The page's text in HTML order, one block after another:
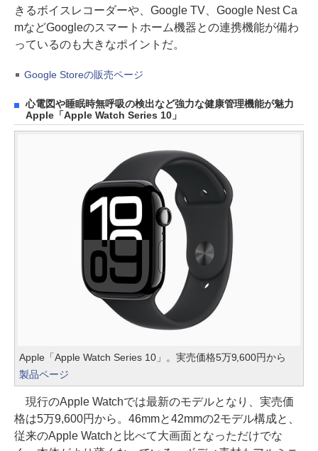
きるボイスレコーダーや、Google TV、Google Nest Ca
mなどGoogleのスマートホーム機器との連携機能が備わ
っているのも大きなポイントだ。
Google Storeの販売ページ
心電図や睡眠時無呼吸の検出など強力な健康管理機能が魅力
Apple「Apple Watch Series 10」
Apple「Apple Watch Series 10」。実売価格5万9,600円から
製品ページ
現行のApple Watchでは最新のモデルとなり、実売価
格は5万9,600円から。46mmと42mmの2モデル構成と、
従来のApple Watchと比べて大画面となっただけでな